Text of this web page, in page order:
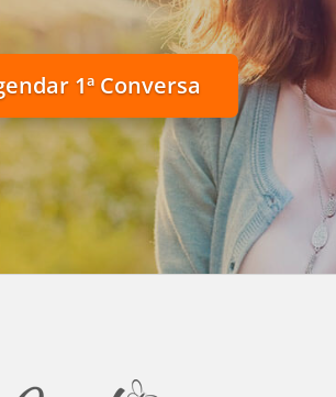
1ª Conversa